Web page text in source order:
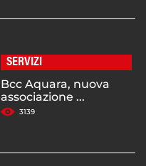
SERVIZI
Bcc Aquara, nuova
associazione ...
3139